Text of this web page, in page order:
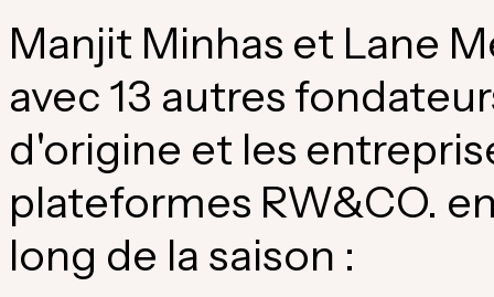
Manjit Minhas et Lane
avec 13 autres
d'origine et les
plateformes RW&CO.
long de la saison :